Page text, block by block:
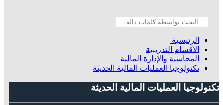
الرئيسية
الأقسام التدريبية
المحاسبة والإدارة المالية
تكنولوجيا العمليات المالية الحديثة
تكنولوجيا العمليات المالية الحديثة